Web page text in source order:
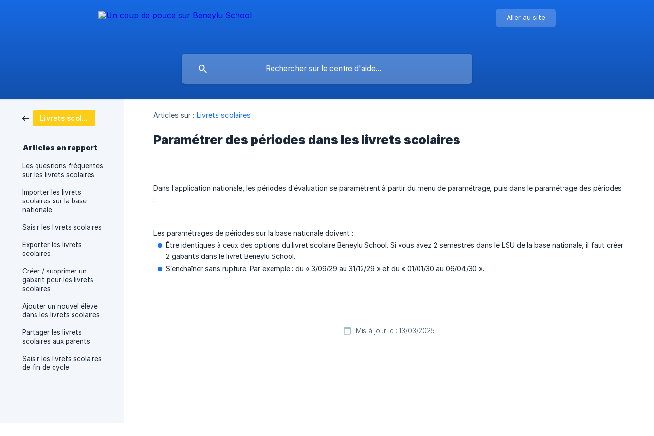
Aller au site
Livrets scolaires
Articles en rapport
Les questions fréquentes
sur les livrets scolaires
Importer les livrets
scolaires sur la base
nationale
Saisir les livrets scolaires
Exporter les livrets
scolaires
Créer / supprimer un
gabarit pour les livrets
scolaires
Ajouter un nouvel élève
dans les livrets scolaires
Partager les livrets
scolaires aux parents
Saisir les livrets scolaires
de fin de cycle
Articles sur : Livrets scolaires
Paramétrer des périodes dans les livrets scolaires
Dans l’application nationale, les périodes d’évaluation se paramètrent à partir du menu de paramétrage, puis dans le paramétrage des périodes
:
Les paramétrages de périodes sur la base nationale doivent :
Être identiques à ceux des options du livret scolaire Beneylu School. Si vous avez 2 semestres dans le LSU de la base nationale, il faut créer
2 gabarits dans le livret Beneylu School.
S’enchaîner sans rupture. Par exemple : du « 3/09/29 au 31/12/29 » et du « 01/01/30 au 06/04/30 ».
Mis à jour le : 13/03/2025